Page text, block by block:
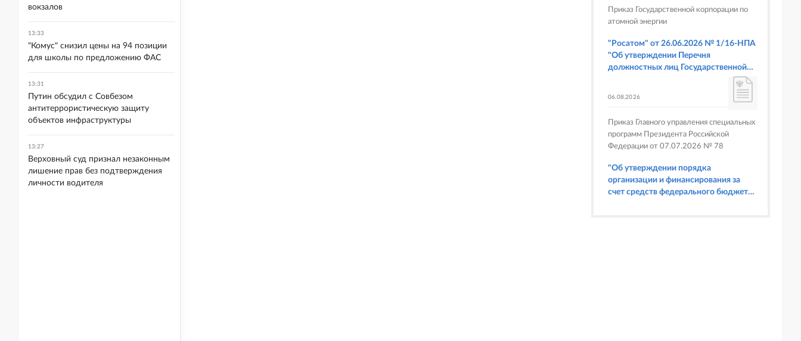
Приказ Государственной корпорации по
атомной энергии
"Росатом" от 26.06.2026 № 1/16-НПА
"Об утверждении Перечня
должностных лиц Государственной
корпорации по атомной энергии
предусмотренных статьями 6.3, 8.1,
9.4, 9.5 и 9.5.1, частью 3 статьи 9.16,
статьей 14.44, частью 1 статьи 19.4,
статьей 19.4.1, частями 6 и 15 статьи
19.5, статьями 19.6 и 19.7, частью 1
статьи 19.26, статьей 19.33, частями 1,
2, 2.1, 6 и 6.1 статьи 20.4 Кодекса
06.08.2026
Приказ Главного управления специальных
программ Президента Российской
Федерации от 07.07.2026 № 78
"Об утверждении порядка
организации и финансирования за
счет средств федерального бюджета
вокзалов
13:33
"Комус" снизил цены на 94 позиции
для школы по предложению ФАС
13:31
Путин обсудил с Совбезом
антитеррористическую защиту
объектов инфраструктуры
13:27
Верховный суд признал незаконным
лишение прав без подтверждения
личности водителя